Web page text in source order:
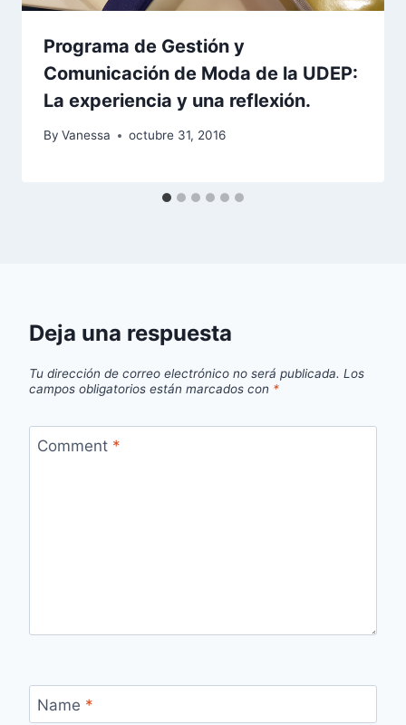
Programa de Gestión y
Comunicación de Moda de la UDEP:
La experiencia y una reflexión.
By Vanessa octubre 31, 2016
Deja una respuesta
Tu dirección de correo electrónico no será publicada. Los
campos obligatorios están marcados con *
Comment *
Name *